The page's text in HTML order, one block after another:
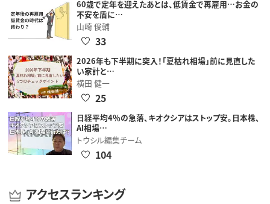
60歳で定年を迎えたあとは、低賃金で再雇用…お金の
不安を盾に…
山崎 俊輔
33
2026年も下半期に突入！「夏枯れ相場」前に見直した
い家計と…
横田 健一
25
日経平均4％の急落、キオクシアはストップ安。日本株、
AI相場…
トウシル編集チーム
104
アクセスランキング